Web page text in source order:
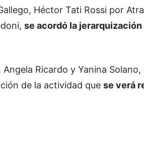
Héctor Tati Rossi por
se acordó la
Ricardo y Yanina
de la actividad que se verá